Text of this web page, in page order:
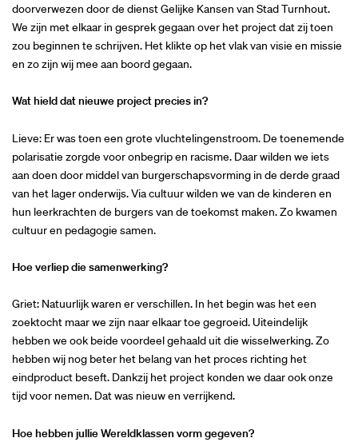
doorverwezen door de dienst Gelijke Kansen van Stad Turnhout.
We zijn met elkaar in gesprek gegaan over het project dat zij toen
zou beginnen te schrijven. Het klikte op het vlak van visie en missie
en zo zijn wij mee aan boord gegaan.
Wat hield dat nieuwe project precies in?
Lieve: Er was toen een grote vluchtelingenstroom. De toenemende
polarisatie zorgde voor onbegrip en racisme. Daar wilden we iets
aan doen door middel van burgerschapsvorming in de derde graad
van het lager onderwijs. Via cultuur wilden we van de kinderen en
hun leerkrachten de burgers van de toekomst maken. Zo kwamen
cultuur en pedagogie samen.
Hoe verliep die samenwerking?
Griet: Natuurlijk waren er verschillen. In het begin was het een
zoektocht maar we zijn naar elkaar toe gegroeid. Uiteindelijk
hebben we ook beide voordeel gehaald uit die wisselwerking. Zo
hebben wij nog beter het belang van het proces richting het
eindproduct beseft. Dankzij het project konden we daar ook onze
tijd voor nemen. Dat was nieuw en verrijkend.
Hoe hebben jullie Wereldklassen vorm gegeven?